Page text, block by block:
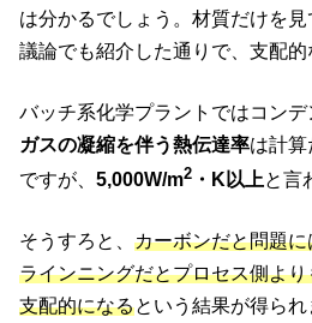
は分かるでしょう。材質だけを
議論でも紹介した通りで、支配的
バッチ系化学プラントではコンデ
ガスの凝縮を伴う熱伝達率は計
ですが、 5,000W/m2 ・K以上と言
そうすろと、 カーボンだと問題
ラインニングだとプロセス側よ
支配的になるという結果が得ら